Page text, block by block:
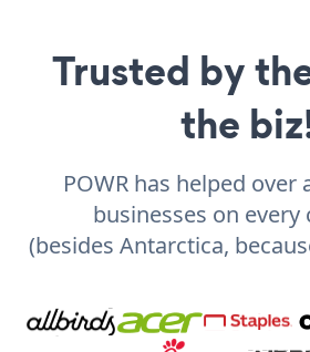
Trusted by
the
POWR has helped over
businesses on
(besides Antarctica,